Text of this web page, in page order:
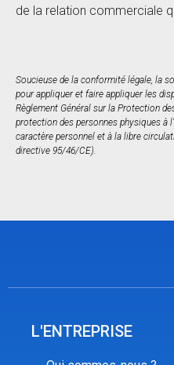
de la relation commerciale
Soucieuse de la conformité légale, la
pour appliquer et faire appliquer les
Règlement Général sur la Protection
protection des personnes physiques à
caractère personnel et à la libre
directive 95/46/CE).
L'ENTREPRISE